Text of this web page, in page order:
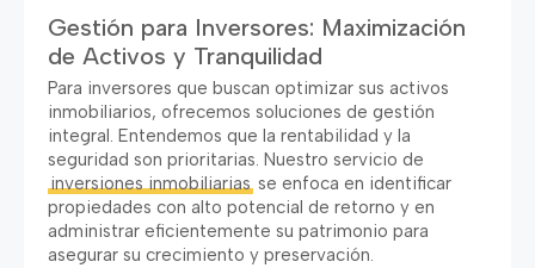
Gestión para Inversores: Maximización
de Activos y Tranquilidad
Para inversores que buscan optimizar sus activos
inmobiliarios, ofrecemos soluciones de gestión
integral. Entendemos que la rentabilidad y la
seguridad son prioritarias. Nuestro servicio de
inversiones inmobiliariasse enfoca en identificar
propiedades con alto potencial de retorno y en
administrar eficientemente su patrimonio para
asegurar su crecimiento y preservación.